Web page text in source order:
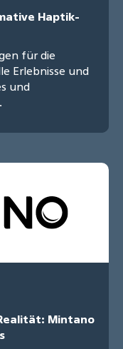
Haptik-
für die
Erlebnisse und
und
Mintano